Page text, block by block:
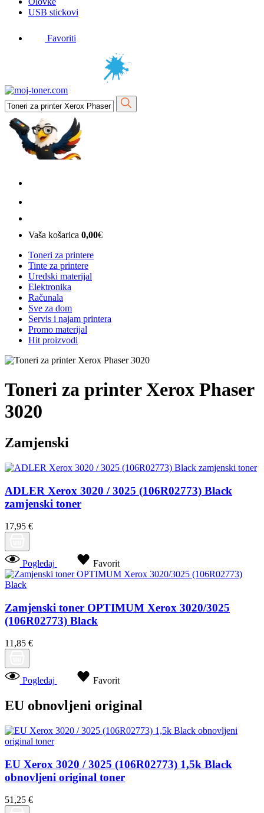
USB stickovi
Favoriti
Vaša košarica 0,00€
Toneri za printere
Tinte za printere
Uredski materijal
Elektronika
Računala
Sve za dom
Servis i najam printera
Promo materijal
Hit proizvodi
Toneri za printer Xerox Phaser
3020
Zamjenski
ADLER Xerox 3020 / 3025 (106R02773) Black
zamjenski toner
17,95 €
Pogledaj Favorit
Zamjenski toner OPTIMUM Xerox 3020/3025
(106R02773) Black
11,85 €
Pogledaj Favorit
EU obnovljeni original
EU Xerox 3020 / 3025 (106R02773) 1,5k Black
obnovljeni original toner
51,25 €